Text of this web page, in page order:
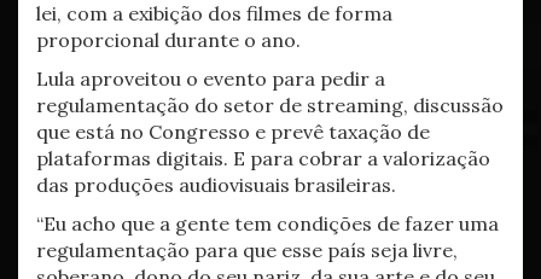
lei, com a exibição dos filmes de forma
proporcional durante o ano.
Lula aproveitou o evento para pedir a
regulamentação do setor de streaming, discussão
que está no Congresso e prevê taxação de
plataformas digitais. E para cobrar a valorização
das produções audiovisuais brasileiras.
“Eu acho que a gente tem condições de fazer uma
regulamentação para que esse país seja livre,